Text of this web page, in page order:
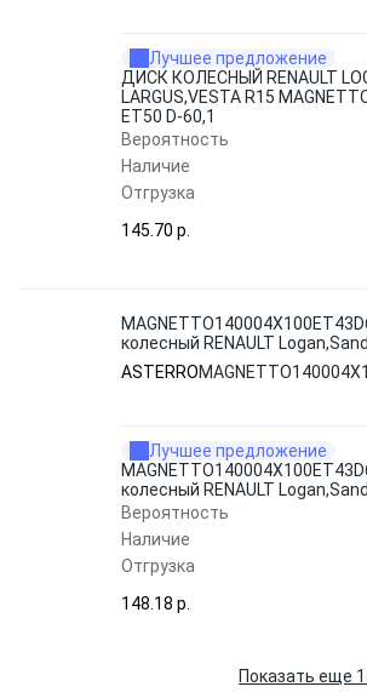
Лучшее предложение
ДИСК КОЛЕСНЫЙ RENAULT
LARGUS,VESTA R15
ET50 D-60,1
Вероятность
Наличие
Отгрузка
145.70 p.
колесный RENAULT
ASTERRO
ASTERRO
Лучшее предложение
колесный RENAULT
Вероятность
Наличие
Отгрузка
148.18 p.
Показать еще